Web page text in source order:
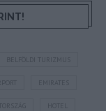
BELFÖLDI TURIZMUS
EMIRATES
HOTEL